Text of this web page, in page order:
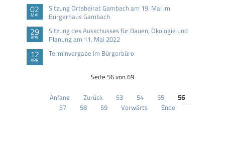
02
MAI
Sitzung Ortsbeirat Gambach am 19. Mai im
Bürgerhaus Gambach
29
APR
Sitzung des Ausschusses für Bauen, Ökologie und
Planung am 11. Mai 2022
12
APR
Terminvergabe im Bürgerbüro
Seite 56 von 69
Anfang Zurück 53 54 55
56
57
58 59 Vorwärts Ende